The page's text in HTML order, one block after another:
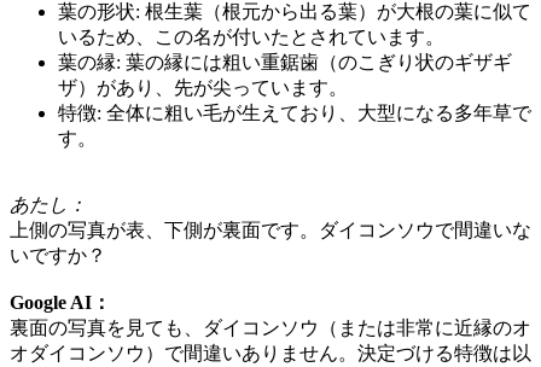
葉の形状: 根生葉（根元から出る葉）が大根の葉に似て
いるため、この名が付いたとされています。
葉の縁: 葉の縁には粗い重鋸歯（のこぎり状のギザギ
ザ）があり、先が尖っています。
特徴: 全体に粗い毛が生えており、大型になる多年草で
す。
あたし：
上側の写真が表、下側が裏面です。ダイコンソウで間違いな
いですか？
Google AI：
裏面の写真を見ても、ダイコンソウ（または非常に近縁のオ
オダイコンソウ）で間違いありません。決定づける特徴は以